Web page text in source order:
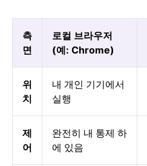
측
면
로컬 브라우저
(예: Chrome)
위
치
내 개인 기기에서
실행
제
어
완전히 내 통제 하
에 있음